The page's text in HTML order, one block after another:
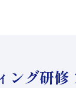
ング研修